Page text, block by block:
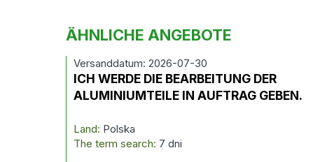
ÄHNLICHE ANGEBOTE
Versanddatum: 2026-07-30
ICH WERDE DIE BEARBEITUNG DER
ALUMINIUMTEILE IN AUFTRAG GEBEN.
Land: Polska
The term search: 7 dni